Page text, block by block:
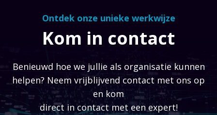
Ontdek onze unieke werkwijze
Kom in contact
Benieuwd hoe we jullie als organisatie kunnen
helpen? Neem vrijblijvend contact met ons op
en kom
direct in contact met een expert!